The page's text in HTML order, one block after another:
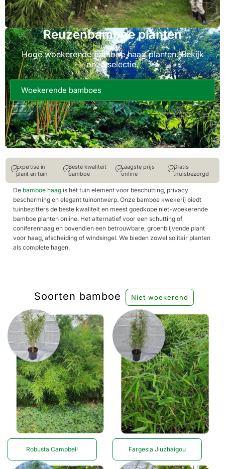
Reuzenbamboe planten
Hoge woekerende bamboe haag planten. Bekijk
onze selectie.
Woekerende bamboes
Expertise in
plant en tuin
Beste kwaliteit
bamboe
Laagste prijs
online
Gratis
thuisbezorgd
De bamboe haag is hét tuin element voor beschutting, privacy
bescherming en elegant tuinontwerp. Onze bamboe kwekerij biedt
tuinbezitters de beste kwaliteit en meest goedkope niet-woekerende
bamboe planten online. Het alternatief voor een schutting of
coniferenhaag en bovendien een betrouwbare, groenblijvende plant
voor haag, afscheiding of windsingel. We bieden zowel solitair planten
als complete hagen.
Soorten bamboe Niet woekerend
Robusta Campbell Fargesia Jiuzhaigou